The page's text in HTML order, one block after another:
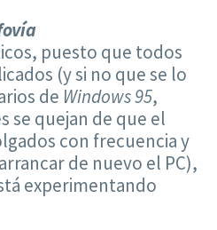
puesto que todos
(y si no que se lo
de Windows 95,
se quejan de que el
con frecuencia y
de nuevo el PC),
experimentando